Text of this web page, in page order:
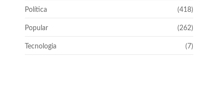
Política (418)
Popular (262)
Tecnologia (7)